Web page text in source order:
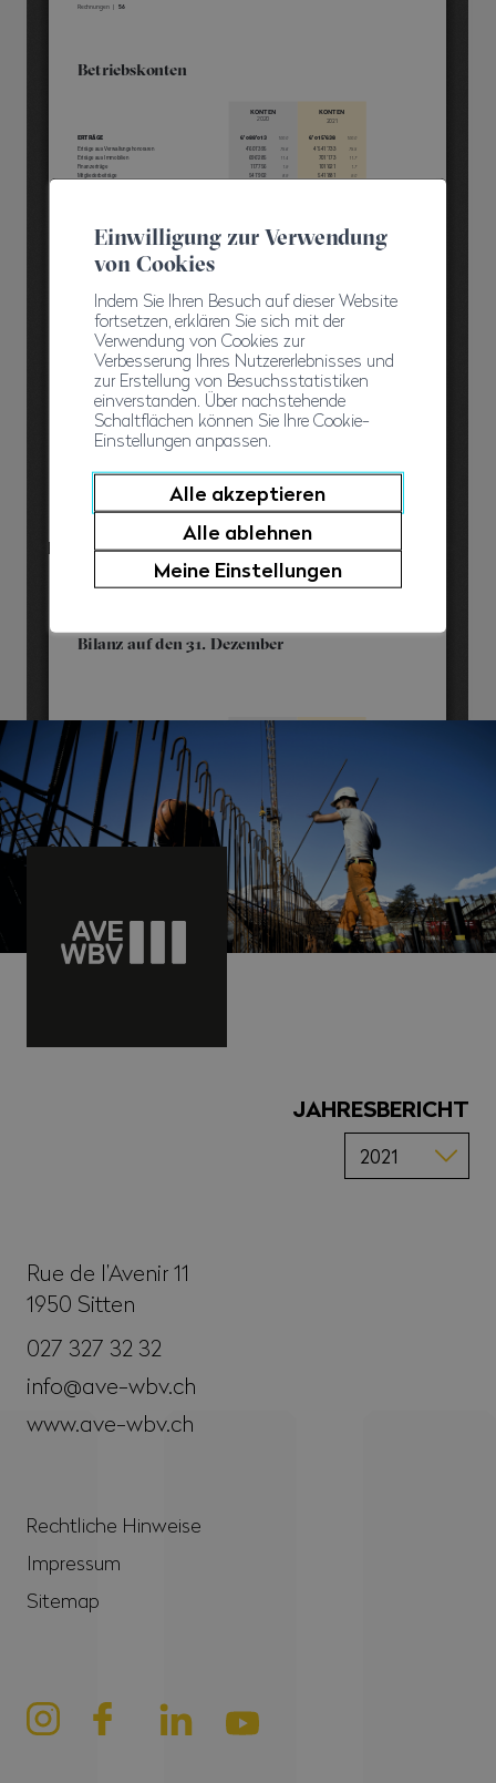
Rue de l’Avenir 11
1950 Sitten
027 327 32 32
info@ave-wbv.ch
www.ave-wbv.ch
Rechtliche Hinweise
Impressum
Sitemap
JAHRESBERICHT
Einwilligung zur Verwendung
von Cookies
Indem Sie Ihren Besuch auf dieser Website
fortsetzen, erklären Sie sich mit der
Verwendung von Cookies zur
Verbesserung Ihres Nutzererlebnisses und
zur Erstellung von Besuchsstatistiken
einverstanden. Über nachstehende
Schaltflächen können Sie Ihre Cookie-
Einstellungen anpassen.
Alle akzeptieren
Alle ablehnen
Meine Einstellungen